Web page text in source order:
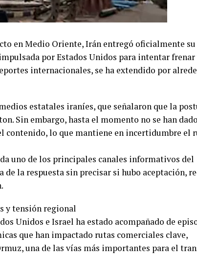
en Medio Oriente, Irán entregó oficialmente su
por Estados Unidos para intentar frenar
internacionales, se ha extendido por
estatales iraníes, que señalaron que la
Sin embargo, hasta el momento no se han
contenido, lo que mantiene en incertidumbre el
uno de los principales canales informativos del
la respuesta sin precisar si hubo aceptación,
y tensión regional
Unidos e Israel ha estado acompañado de
que han impactado rutas comerciales clave,
una de las vías más importantes para el